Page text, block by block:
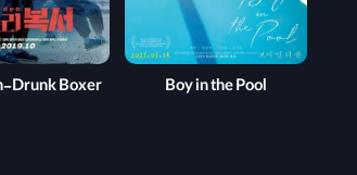
Boy in the Pool
Drunk Boxer